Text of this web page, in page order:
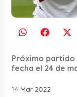
Próximo partido
fecha el 24 de
14 Mar 2022